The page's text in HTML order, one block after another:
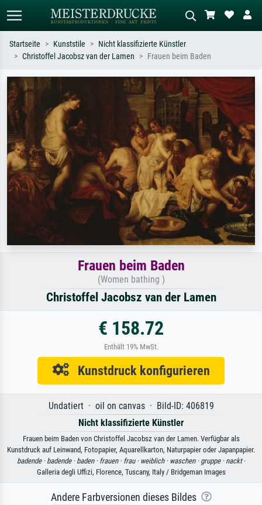
Suchen Sie nach Künstlern, Werktiteln
oder Stilen – z.B. Monet,
Sternennacht, Impressionismus, Welle
Hokusai, Akt.
Beschreiben Sie die Szene – z.B. Grüne
Wiese, Abstrakt mit viel Rot, Dunkles
Ölgemälde, Stehender Akt neben einem
Baum.
Startseite Kunststile
Nicht klassifizierte Künstler
Christoffel Jacobsz van der Lamen
Frauen beim Baden
Frauen beim Baden
(Women bathing )
Christoffel Jacobsz van der Lamen
€ 158.72
Enthält 19% MwSt.
Kunstdruck konfigurieren
Undatiert · oil on canvas · Bild-ID: 406819
Nicht klassifizierte Künstler
Frauen beim Baden von Christoffel Jacobsz van der Lamen. Verfügbar als
Kunstdruck auf Leinwand, Fotopapier, Aquarellkarton, Naturpapier oder Japanpapier.
badende · badende · baden · frauen · frau · weiblich · waschen · gruppe · nackt·
Galleria degli Uffizi, Florence, Tuscany, Italy / Bridgeman Images
Andere Farbversionen dieses Bildes